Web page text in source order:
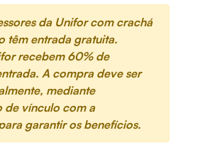
da Unifor com crachá
têm entrada gratuita.
recebem 60% de
A compra deve ser
mediante
de vínculo com a
garantir os benefícios.